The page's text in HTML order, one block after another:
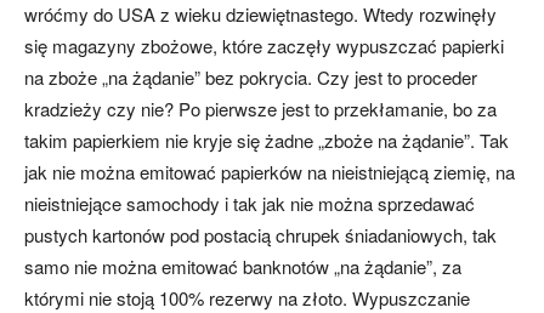
wróćmy do USA z wieku dziewiętnastego. Wtedy rozwinęły
się magazyny zbożowe, które zaczęły wypuszczać papierki
na zboże „na żądanie” bez pokrycia. Czy jest to proceder
kradzieży czy nie? Po pierwsze jest to przekłamanie, bo za
takim papierkiem nie kryje się żadne „zboże na żądanie”. Tak
jak nie można emitować papierków na nieistniejącą ziemię, na
nieistniejące samochody i tak jak nie można sprzedawać
pustych kartonów pod postacią chrupek śniadaniowych, tak
samo nie można emitować banknotów „na żądanie”, za
którymi nie stoją 100% rezerwy na złoto. Wypuszczanie